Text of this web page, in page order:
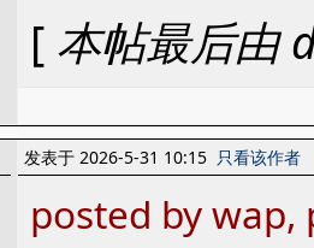
[ 本帖最后由
发表于 2026-5-31 10:15 只看该作者
posted by